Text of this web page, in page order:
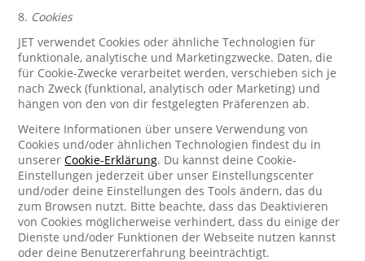
8. Cookies
JET verwendet Cookies oder ähnliche Technologien für
funktionale, analytische und Marketingzwecke. Daten, die
für Cookie-Zwecke verarbeitet werden, verschieben sich je
nach Zweck (funktional, analytisch oder Marketing) und
hängen von den von dir festgelegten Präferenzen ab.
Weitere Informationen über unsere Verwendung von
Cookies und/oder ähnlichen Technologien findest du in
unsererCookie-Erklärung. Du kannst deine Cookie-
Einstellungen jederzeit über unser Einstellungscenter
und/oder deine Einstellungen des Tools ändern, das du
zum Browsen nutzt. Bitte beachte, dass das Deaktivieren
von Cookies möglicherweise verhindert, dass du einige der
Dienste und/oder Funktionen der Webseite nutzen kannst
oder deine Benutzererfahrung beeinträchtigt.